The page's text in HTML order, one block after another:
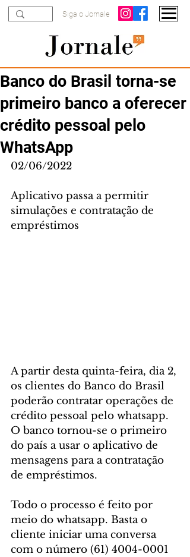
Siga o Jornale
Banco do Brasil torna-se
primeiro banco a oferecer
crédito pessoal pelo
WhatsApp
02/06/2022
Aplicativo passa a permitir
simulações e contratação de
empréstimos
A partir desta quinta-feira, dia 2,
os clientes do Banco do Brasil
poderão contratar operações de
crédito pessoal pelo whatsapp.
O banco tornou-se o primeiro
do país a usar o aplicativo de
mensagens para a contratação
de empréstimos.
Todo o processo é feito por
meio do whatsapp. Basta o
cliente iniciar uma conversa
com o número (61) 4004-0001